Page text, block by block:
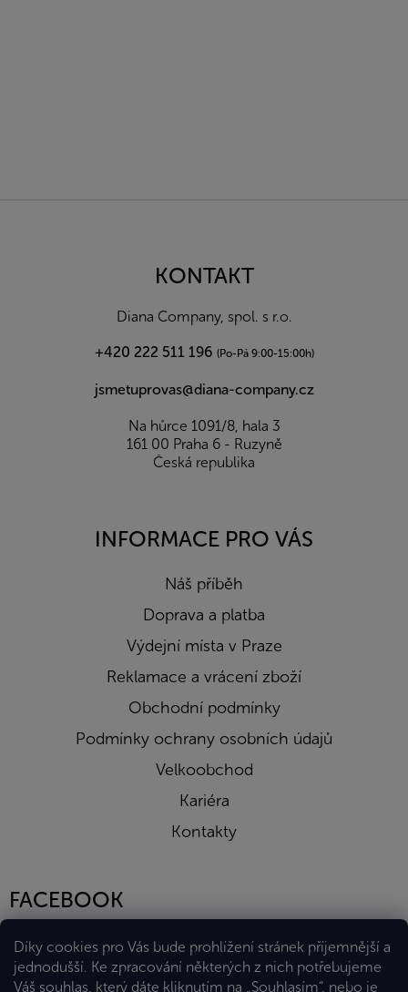
Díky cookies pro Vás bude prohlížení stránek příjemnější a
jednodušší. Ke zpracování některých z nich potřebujeme
Váš souhlas, který dáte kliknutím na „Souhlasím“, nebo je
KONTAKT
Diana Company, spol. s r.o.
+420 222 511 196 (Po-Pá 9:00-15:00h)
jsmetuprovas@diana-company.cz
Na hůrce 1091/8, hala 3
161 00 Praha 6 - Ruzyně
Česká republika
INFORMACE PRO VÁS
Náš příběh
Doprava a platba
Výdejní místa v Praze
Reklamace a vrácení zboží
Obchodní podmínky
Podmínky ochrany osobních údajů
Velkoobchod
Kariéra
Kontakty
FACEBOOK